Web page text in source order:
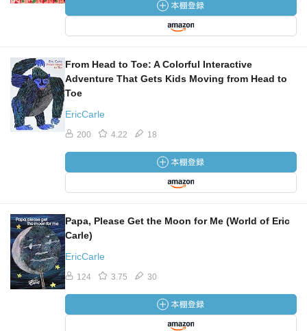
From Head to Toe: A Colorful Interactive
Adventure That Gets Kids Moving from Head to
Toe
EricCarle
200 4.22 18
Papa, Please Get the Moon for Me (World of Eric
Carle)
EricCarle
124 3.75 30